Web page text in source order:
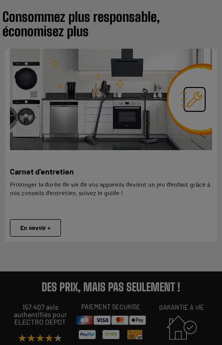
Consommez plus responsable,
économisez plus
Carnet d'entretien
Prolonger la durée de vie de vos appareils devient un jeu d’enfant grâce à
nos conseils d’entretien, suivez le guide !
En savoir +
DES PRIX, MAIS PAS SEULEMENT !
157 407 avis
authentifiés pour
ELECTRO DEPOT
★★★★★
★★★★★
PAIEMENT SÉCURISÉ GARANTIE À VIE